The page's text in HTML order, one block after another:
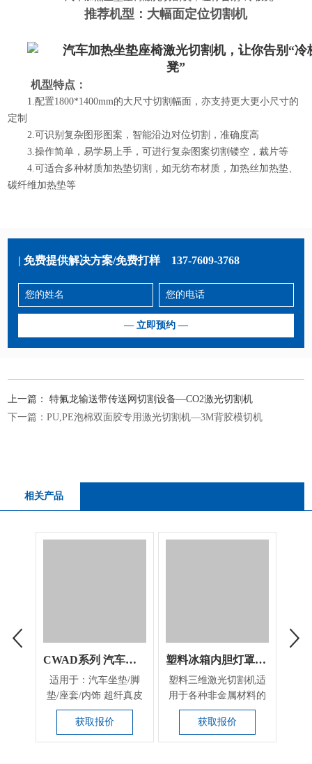
推荐机型： 大幅面定位切割机
机型特点：
1.配置1800*1400mm的大尺寸切割幅面，亦支持更大更小尺寸的
定制
2.可识别复杂图形图案，智能沿边对位切割，准确度高
3.操作简单，易学易上手，可进行复杂图案切割镂空，裁片等
4.可适合多种材质加热垫切割，如无纺布材质，加热丝加热垫、
碳纤维加热垫等
| 免费提供解决方案/免费打样 137-7609-3768
上一篇：特氟龙输送带传送网切割设备—CO2激光切割机
下一篇：PU,PE泡棉双面胶专用激光切割机—3M背胶模切机
相关产品
CWAD系列 汽车行业定制机器
适用于：汽车坐垫/脚
垫/座套/内饰 超纤真皮
座套、封条激光切割
获取报价
塑料冰箱内胆灯罩三维切割设备
塑料三维激光切割机适
用于各种非金属材料的
三维立体切割，如：
汽...
获取报价